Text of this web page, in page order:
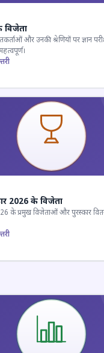
विजेता
और उनकी श्रेणियों पर ज्ञान
2026 के विजेता
के प्रमुख विजेताओं और पुरस्कार